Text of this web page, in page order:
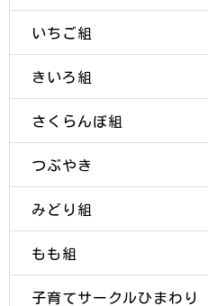
いちご組
きいろ組
さくらんぼ組
つぶやき
みどり組
もも組
子育てサークルひまわり